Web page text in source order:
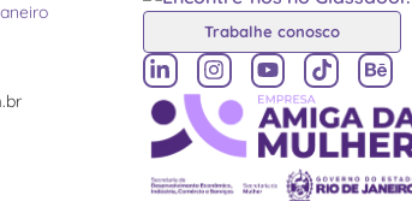
Trabalhe conosco